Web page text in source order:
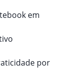
em
por